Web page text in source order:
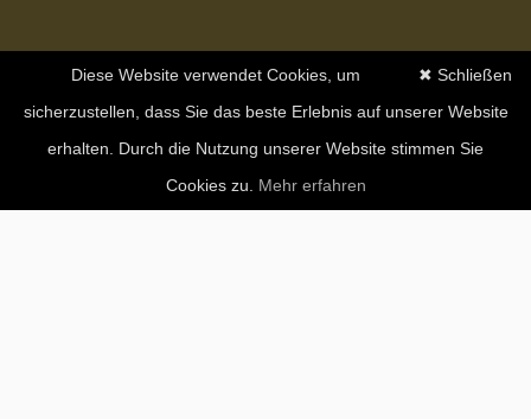
✖ Schließen
Diese Website verwendet Cookies, um
sicherzustellen, dass Sie das beste Erlebnis auf unserer Website
erhalten. Durch die Nutzung unserer Website stimmen Sie
Cookies zu. Mehr erfahren